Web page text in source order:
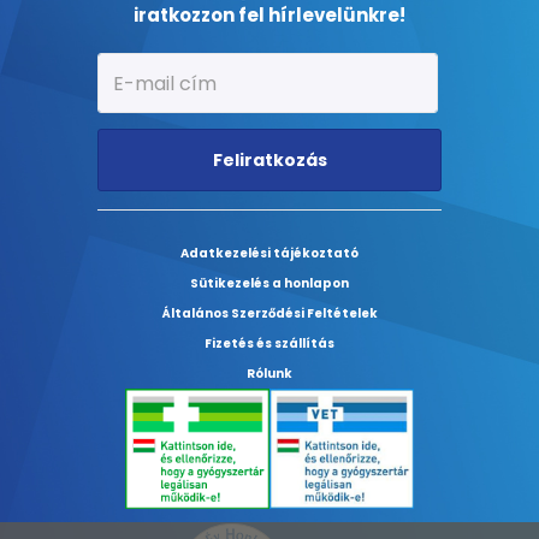
iratkozzon fel hírlevelünkre!
Feliratkozás
Adatkezelési tájékoztató
Sütikezelés a honlapon
Általános Szerződési Feltételek
Fizetés és szállítás
Rólunk